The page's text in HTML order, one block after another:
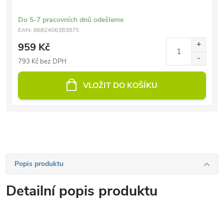
Do 5-7 pracovních dnů odešleme
EAN: 8682406383875
959 Kč
793 Kč bez DPH
VLOŽIT DO KOŠÍKU
Popis produktu
Detailní popis produktu